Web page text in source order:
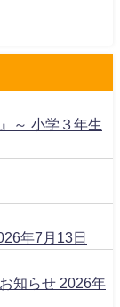
～ 小学３年生
年7月13日
知らせ 2026年